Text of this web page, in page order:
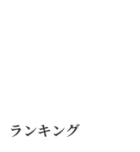
ランキング